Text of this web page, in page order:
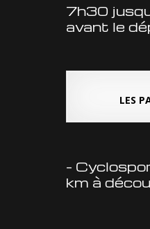
7h30
avant le
LES
–
km à